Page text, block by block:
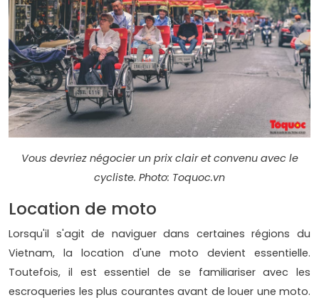
Vous devriez négocier un prix clair et convenu avec le
cycliste. Photo: Toquoc.vn
Location de ​moto
Lorsqu'il s'agit de naviguer dans certaines régions du
Vietnam, la location d'une moto devient essentielle.
Toutefois, il est essentiel de se familiariser avec les
escroqueries les plus courantes avant de louer une moto.